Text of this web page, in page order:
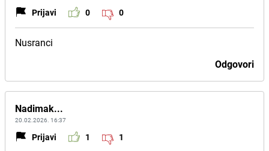
Prijavi 0 0
Nusranci
Odgovori
Nadimak...
20.02.2026. 16:37
Prijavi 1 1